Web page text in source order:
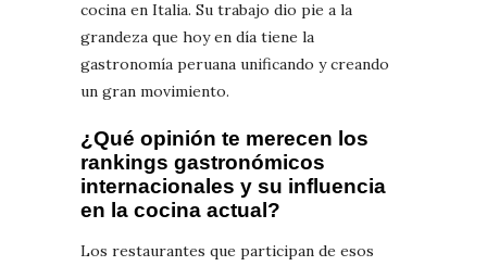
cocina en Italia. Su trabajo dio pie a la
grandeza que hoy en día tiene la
gastronomía peruana unificando y creando
un gran movimiento.
¿Qué opinión te merecen los
rankings gastronómicos
internacionales y su influencia
en la cocina actual?
Los restaurantes que participan de esos